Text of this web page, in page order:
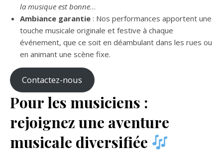
la musique est bonne…
Ambiance garantie : Nos performances apportent une
touche musicale originale et festive à chaque
événement, que ce soit en déambulant dans les rues ou
en animant une scène fixe.
Contactez-nous
Pour les musiciens :
rejoignez une aventure
musicale diversifiée